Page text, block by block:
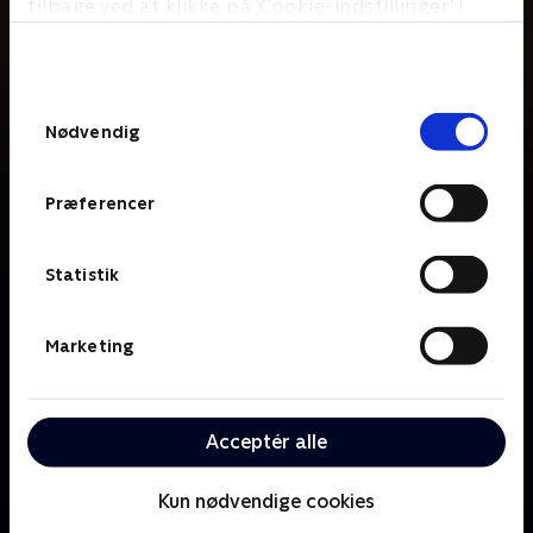
tilbage ved at klikke på ’Cookie-indstillinger’ i
Nødvendig
Præferencer
Statistik
Marketing
Acceptér alle
Kun nødvendige cookies
Hvem får huset? Hvordan sikrer vi hinanden? Hvad
med sammenbragte børn? Hvem skal arve mest og
tiende dansker taget stilling til. Det til trods for, at
det kan betyde økonomisk ruin og interne
familiestridigheder, for dem vi elsker allermest, når vi
er døde. I denne programserie skal vi ind og røre ved